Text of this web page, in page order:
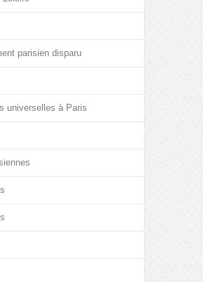
parisien disparu
universelles à Paris